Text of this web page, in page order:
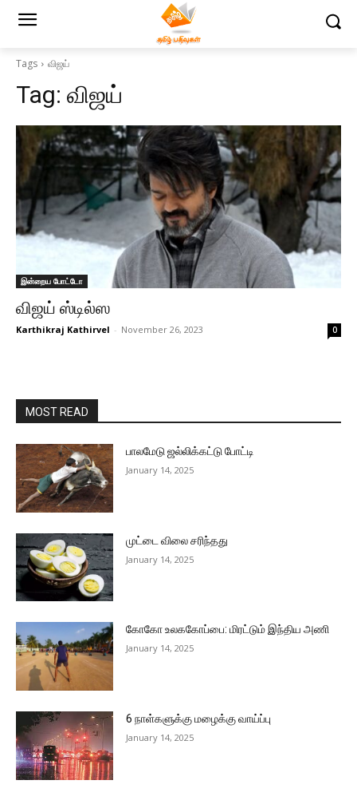
Tags விஜய்
Tag: விஜய்
இன்றைய போட்டோ
விஜய் ஸ்டில்ஸ
Karthikraj Kathirvel - November 26, 2023 0
MOST READ
பாலமேடு ஜல்லிக்கட்டு போட்டி
January 14, 2025
முட்டை விலை சரிந்தது
January 14, 2025
கோகோ உலககோப்பை: மிரட்டும் இந்திய அணி
January 14, 2025
6 நாள்களுக்கு மழைக்கு வாய்ப்பு
January 14, 2025